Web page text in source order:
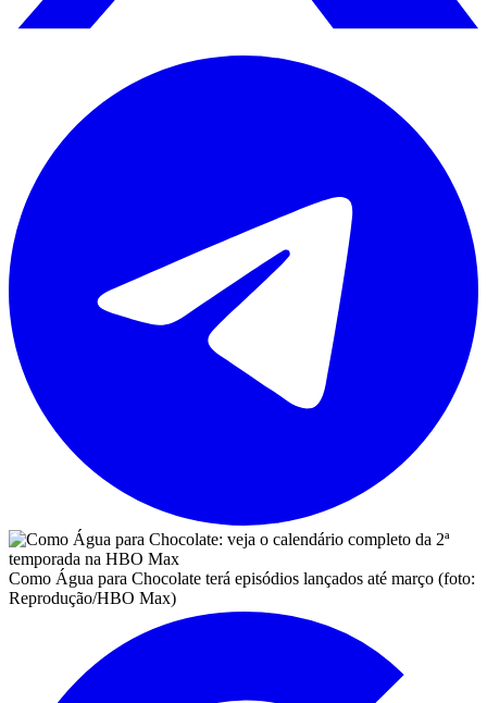
Como Água para Chocolate terá episódios lançados até março (foto:
Reprodução/HBO Max)